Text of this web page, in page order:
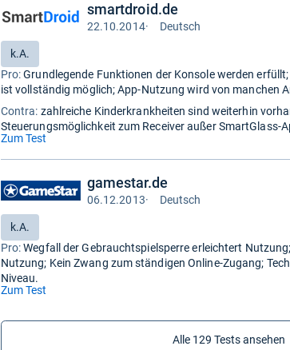
kaufen.
Shop:
eBay
für
156,91
kaufen.
Auf Lager
zum
Shop:
eBay
für
159,68
Auf Lager
zum
eBay
für
kaufen.
Auf Lager
Tab)
smartdroid.de
22.10.2014· Deutsch
Test
Bewertung:
k.A.
Pro:Grundlegende Funktionen der Konsole werden
ist vollständig möglich; App-Nutzung wird von manchen
Contra: zahlreiche Kinderkrankheiten sind weiterhin
Steuerungsmöglichkeit zum Receiver außer SmartGlass-
Zum Test
Tab)
gamestar.de
06.12.2013· Deutsch
Test
Bewertung:
k.A.
Pro:Wegfall der Gebrauchtspielsperre erleichtert
Nutzung; Kein Zwang zum ständigen Online-Zugang;
Niveau.
Zum Test
neuem
Alle 129 Tests ansehen